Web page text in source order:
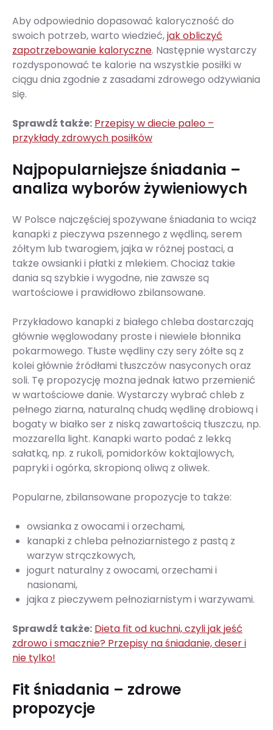
Aby odpowiednio dopasować kaloryczność do
swoich potrzeb, warto wiedzieć,jak obliczyć
zapotrzebowanie kaloryczne. Następnie wystarczy
rozdysponować te kalorie na wszystkie posiłki w
ciągu dnia zgodnie z zasadami zdrowego odżywiania
się.
Sprawdź także: Przepisy w diecie paleo –
przykłady zdrowych posiłków
Najpopularniejsze śniadania –
analiza wyborów żywieniowych
W Polsce najczęściej spożywane śniadania to wciąż
kanapki z pieczywa pszennego z wędliną, serem
żółtym lub twarogiem, jajka w różnej postaci, a
także owsianki i płatki z mlekiem. Chociaż takie
dania są szybkie i wygodne, nie zawsze są
wartościowe i prawidłowo zbilansowane.
Przykładowo kanapki z białego chleba dostarczają
głównie węglowodany proste i niewiele błonnika
pokarmowego. Tłuste wędliny czy sery żółte są z
kolei głównie źródłami tłuszczów nasyconych oraz
soli. Tę propozycję można jednak łatwo przemienić
w wartościowe danie. Wystarczy wybrać chleb z
pełnego ziarna, naturalną chudą wędlinę drobiową i
bogaty w białko ser z niską zawartością tłuszczu, np.
mozzarella light. Kanapki warto podać z lekką
sałatką, np. z rukoli, pomidorków koktajlowych,
papryki i ogórka, skropioną oliwą z oliwek.
Popularne, zbilansowane propozycje to także:
owsianka z owocami i orzechami,
kanapki z chleba pełnoziarnistego z pastą z
warzyw strączkowych,
jogurt naturalny z owocami, orzechami i
nasionami,
jajka z pieczywem pełnoziarnistym i warzywami.
Sprawdź także: Dieta fit od kuchni, czyli jak jeść
zdrowo i smacznie? Przepisy na śniadanie, deser i
nie tylko!
Fit śniadania – zdrowe
propozycje